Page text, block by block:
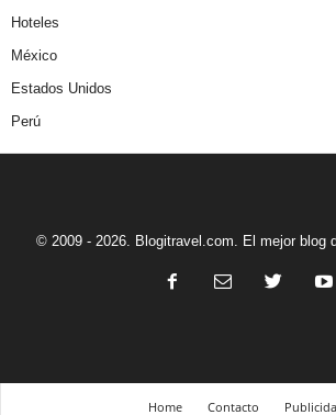
Hoteles
México
Estados Unidos
Perú
© 2009 - 2026. Blogitravel.com. El mejor blog
Home Contacto